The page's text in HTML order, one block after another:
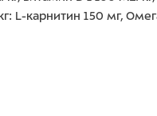
L-карнитин 150 мг,